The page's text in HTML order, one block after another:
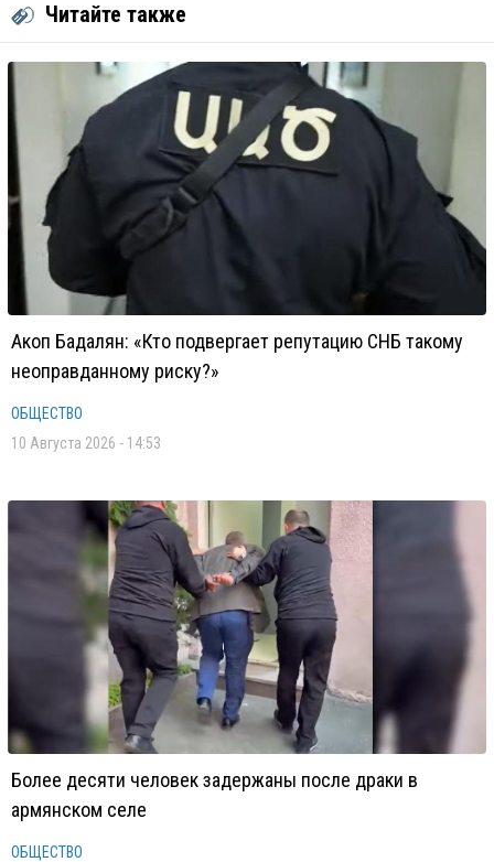
Читайте также
Акоп Бадалян: «Кто подвергает репутацию СНБ такому
неоправданному риску?»
ОБЩЕСТВО
10 Августа 2026 - 14:53
Более десяти человек задержаны после драки в
армянском селе
ОБЩЕСТВО